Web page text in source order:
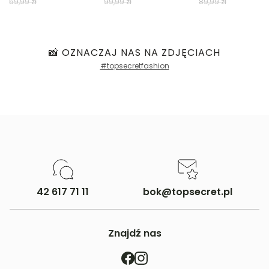
📸 OZNACZAJ NAS NA ZDJĘCIACH
#topsecretfashion
42 617 71 11 bok@topsecret.pl
Znajdź nas